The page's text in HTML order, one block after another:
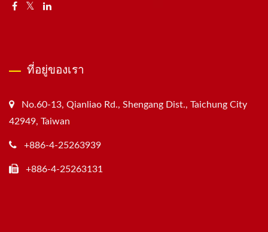
ที่อยู่ของเรา
No.60-13, Qianliao Rd., Shengang Dist., Taichung City
42949, Taiwan
+886-4-25263939
+886-4-25263131